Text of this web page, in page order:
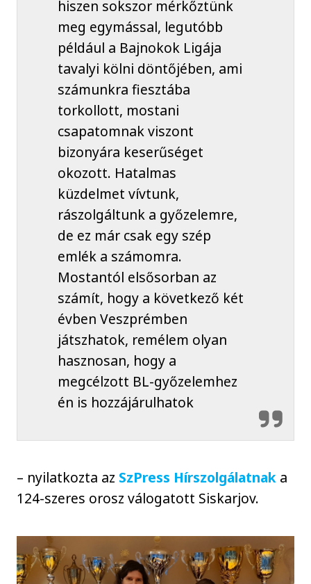
hiszen sokszor mérkőztünk
meg egymással, legutóbb
például a Bajnokok Ligája
tavalyi kölni döntőjében, ami
számunkra fiesztába
torkollott, mostani
csapatomnak viszont
bizonyára keserűséget
okozott. Hatalmas
küzdelmet vívtunk,
rászolgáltunk a győzelemre,
de ez már csak egy szép
emlék a számomra.
Mostantól elsősorban az
számít, hogy a következő két
évben Veszprémben
játszhatok, remélem olyan
hasznosan, hogy a
megcélzott BL-győzelemhez
én is hozzájárulhatok
– nyilatkozta az SzPress Hírszolgálatnak a
124-szeres orosz válogatott Siskarjov.